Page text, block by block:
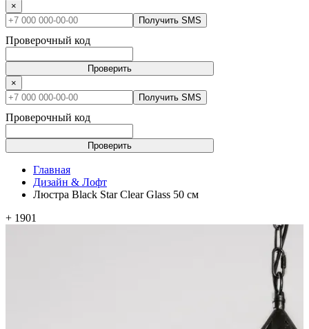
×
Получить SMS
Проверочный код
Проверить
×
Получить SMS
Проверочный код
Проверить
Главная
Дизайн & Лофт
Люстра Black Star Clear Glass 50 см
+ 1901